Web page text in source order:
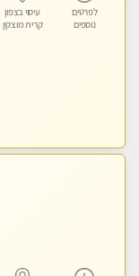
לפרטים
נוספים
עיסוי בצפון
קרית מוצקין